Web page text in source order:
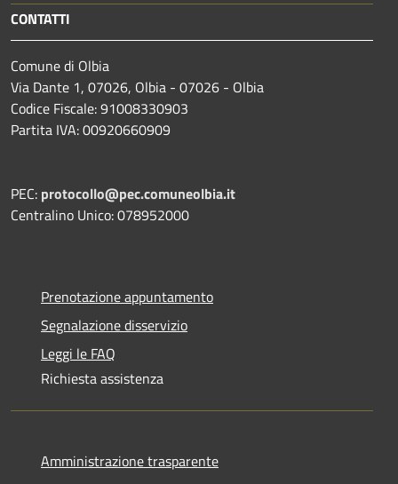
CONTATTI
Comune di Olbia
Via Dante 1, 07026, Olbia - 07026 - Olbia
Codice Fiscale: 91008330903
Partita IVA: 00920660909
PEC: protocollo@pec.comuneolbia.it
Centralino Unico: 078952000
Prenotazione appuntamento
Segnalazione disservizio
Leggi le FAQ
Richiesta assistenza
Amministrazione trasparente